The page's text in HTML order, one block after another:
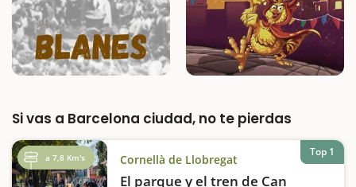
Si vas a Barcelona ciudad, no te pierdas
a 7,8 Km's Cornellà de Llobregat
El parque y el tren de Can
Top 1